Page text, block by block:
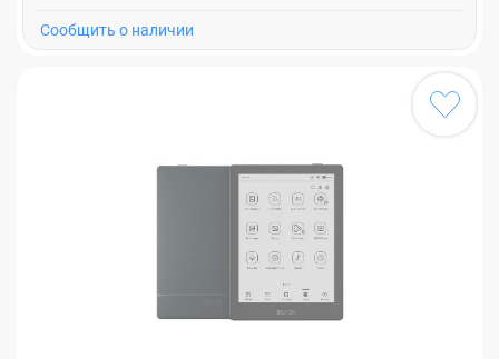
Cообщить о наличии